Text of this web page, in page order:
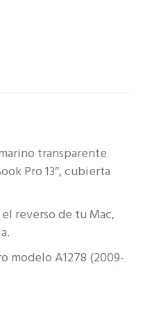
transparente
Pro 13″, cubierta
reverso de tu Mac,
modelo A1278 (2009-